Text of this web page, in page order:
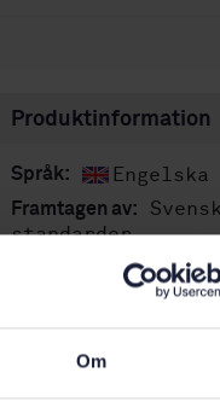
Om
Produktinformation
Språk: Engelska
Framtagen av:
standarder
Internationell titel:
fats and oils -
conventional
weight in air)
STD-